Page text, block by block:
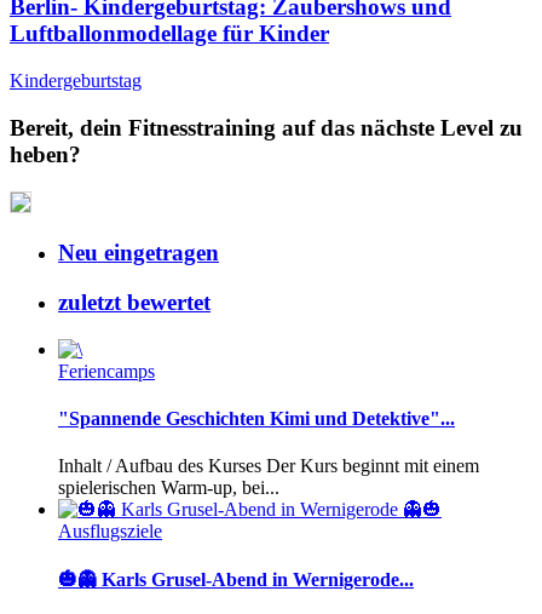
Berlin- Kindergeburtstag: Zaubershows und
Luftballonmodellage für Kinder
Kindergeburtstag
Bereit, dein Fitnesstraining auf das nächste Level zu
heben?
Neu eingetragen
zuletzt bewertet
Feriencamps
"Spannende Geschichten Kimi und Detektive"...
Inhalt / Aufbau des Kurses Der Kurs beginnt mit einem
spielerischen Warm-up, bei...
Ausflugsziele
🎃👻 Karls Grusel-Abend in Wernigerode...